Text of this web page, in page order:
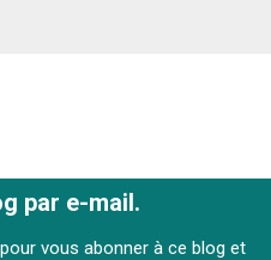
par e-mail.
vous abonner à ce blog et